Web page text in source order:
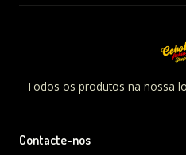
Todos os produtos na nossa
Contacte-nos